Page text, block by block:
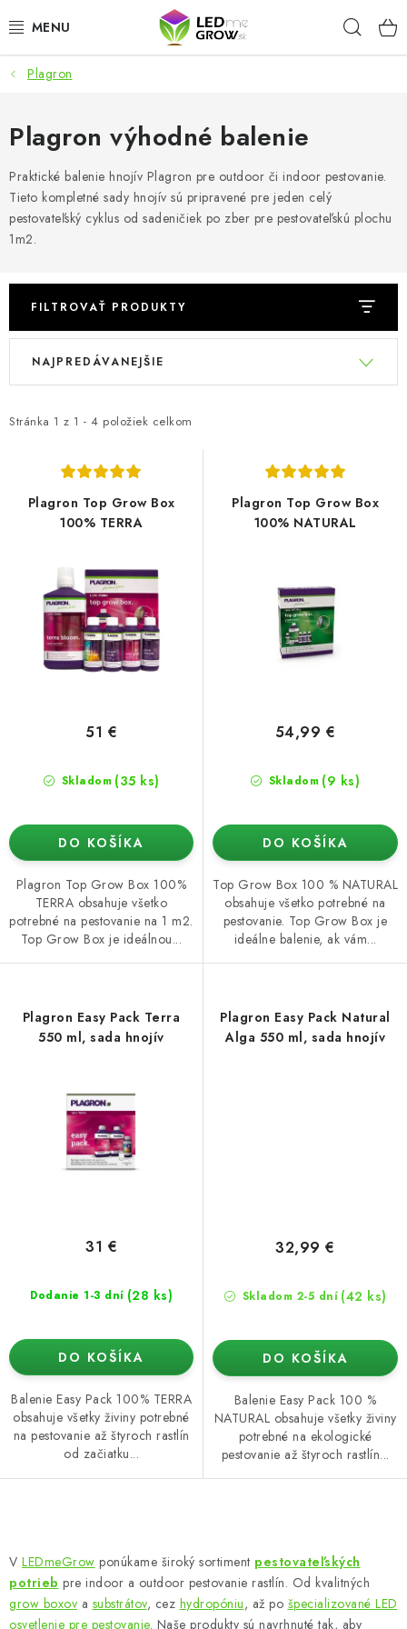
na
AKCIE
LED OSVETLENIE PRE RASTLINY
PESTOVATEĽSKÉ POTREBY
PRE AKVÁRIA
SMART GARDEN
Hodnotenie obchodu O nákupu
Podmienky o ochrane osobných údajov
Plagron
Plagron výhodné balenie
Praktické balenie hnojív Plagron pre outdoor či indoor pestovanie.
Tieto kompletné sady hnojív sú pripravené pre jeden celý
pestovateľský cyklus od sadeničiek po zber pre pestovateľskú plochu
1m2.
FILTROVAŤ PRODUKTY
V
i
Stránka 1 z 1 - 4 položiek celkom
R
e
NAJPREDÁVANEJŠIE
Plagron Top Grow Box
100% TERRA
Skladom (35 ks)
51 €
DO KOŠÍKA
Plagron Top Grow Box 100%
TERRA obsahuje všetko
potrebné na pestovanie na 1 m2.
Top Grow Box je ideálnou...
Plagron Top Grow Box
100% NATURAL
Skladom (9 ks)
54,99 €
DO KOŠÍKA
Top Grow Box 100 % NATURAL
obsahuje všetko potrebné na
pestovanie. Top Grow Box je
ideálne balenie, ak vám...
Plagron Easy Pack Terra
550 ml, sada hnojív
Dodanie 1-3 dní (28 ks)
31 €
DO KOŠÍKA
Balenie Easy Pack 100% TERRA
obsahuje všetky živiny potrebné
na pestovanie až štyroch rastlín
od začiatku...
Plagron Easy Pack Natural
Alga 550 ml, sada hnojív
Skladom 2-5 dní (42 ks)
32,99 €
DO KOŠÍKA
Balenie Easy Pack 100 %
NATURAL obsahuje všetky živiny
potrebné na ekologické
pestovanie až štyroch rastlín...
v
l
á
V LEDmeGrow ponúkame široký sortiment pestovateľských
potrieb pre indoor a outdoor pestovanie rastlín. Od kvalitných
grow boxov a substrátov, cez hydropóniu, až po špecializované LED
osvetlenie pre pestovanie. Naše produkty sú navrhnuté tak, aby